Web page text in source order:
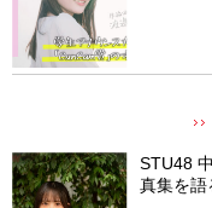
STU48
真集を語